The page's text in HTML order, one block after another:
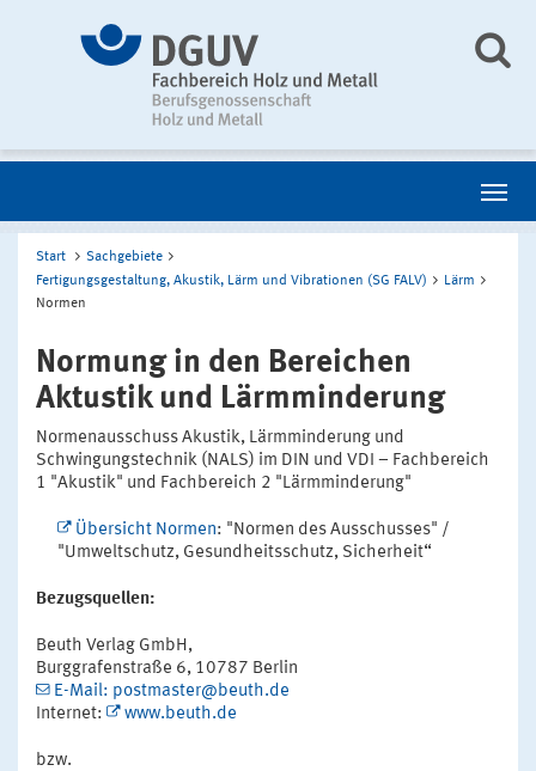
Start
Sachgebiete
Fertigungsgestaltung, Akustik, Lärm und Vibrationen (SG FALV)
Lärm
Normen
Normung in den Bereichen
Aktustik und Lärmminderung
Normenausschuss Akustik, Lärmminderung und
Schwingungstechnik (NALS) im DIN und VDI – Fachbereich
1 "Akustik" und Fachbereich 2 "Lärmminderung"
Übersicht Normen: "Normen des Ausschusses" /
"Umweltschutz, Gesundheitsschutz, Sicherheit“
Bezugsquellen:
Beuth Verlag GmbH,
Burggrafenstraße 6, 10787 Berlin
E-Mail: postmaster@beuth.de
Internet:
www.beuth.de
bzw.